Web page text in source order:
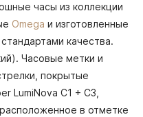
часы из коллекции
Omega и изготовленные
качества.
Часовые метки и
покрытые
LumiNova С1 + С3,
в отметке